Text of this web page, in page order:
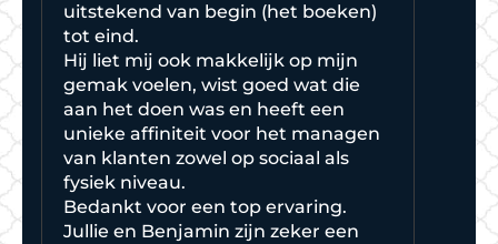
uitstekend van begin (het boeken)
tot eind.
Hij liet mij ook makkelijk op mijn
gemak voelen, wist goed wat die
aan het doen was en heeft een
unieke affiniteit voor het managen
van klanten zowel op sociaal als
fysiek niveau.
Bedankt voor een top ervaring.
Jullie en Benjamin zijn zeker een